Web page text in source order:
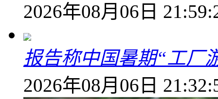
2026年08月06日
报告称中国暑期“工厂
2026年08月06日